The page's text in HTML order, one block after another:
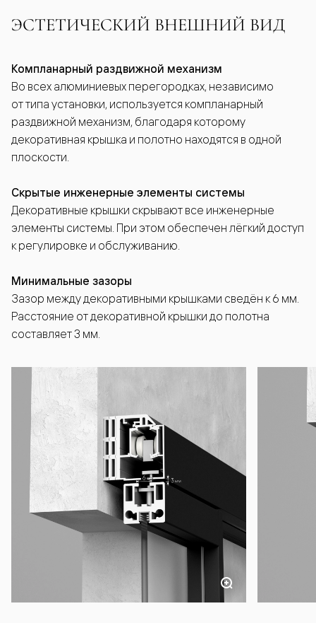
ЭСТЕТИЧЕСКИЙ ВНЕШНИЙ ВИД
Компланарный раздвижной механизм
Во всех алюминиевых перегородках, независимо
от типа установки, используется компланарный
раздвижной механизм, благодаря которому
декоративная крышка и полотно находятся в одной
плоскости.
Скрытые инженерные элементы системы
Декоративные крышки скрывают все инженерные
элементы системы. При этом обеспечен лёгкий доступ
к регулировке и обслуживанию.
Минимальные зазоры
Зазор между декоративными крышками сведён к 6 мм.
Расстояние от декоративной крышки до полотна
составляет 3 мм.